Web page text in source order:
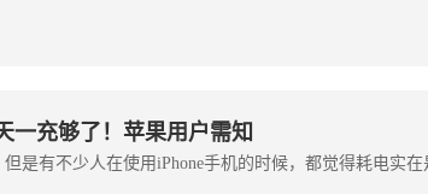
一充够了！苹果用户需知
是有不少人在使用iPhone手机的时候，都觉得耗电实在